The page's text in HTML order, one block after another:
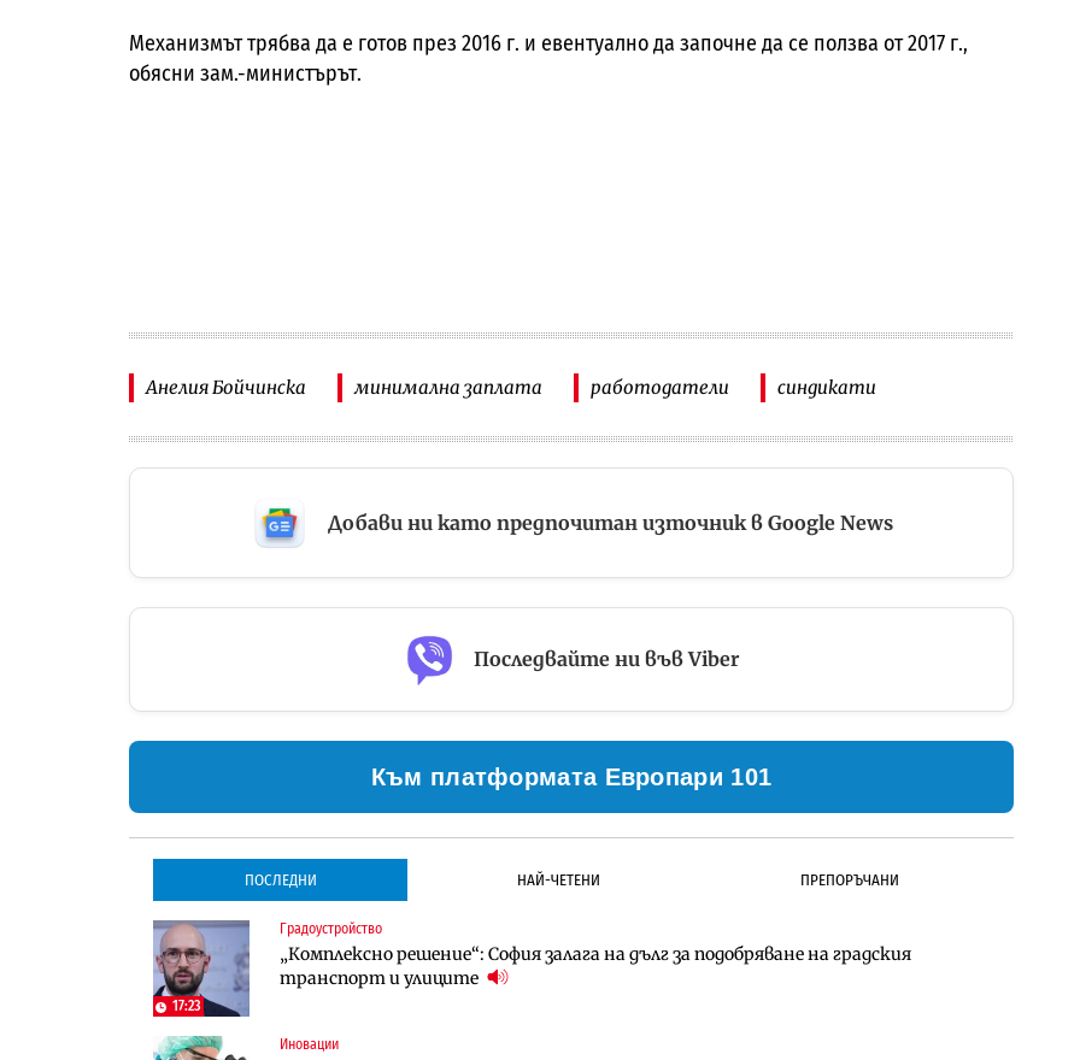
Механизмът трябва да е готов през 2016 г. и евентуално да започне да се ползва от 2017 г.,
обясни зам.-министърът.
Анелия Бойчинска минимална заплата работодатели синдикати
Добави ни като предпочитан източник в Google News
Последвайте ни във Viber
Към платформата Европари 101
ПОСЛЕДНИ НАЙ-ЧЕТЕНИ ПРЕПОРЪЧАНИ
17:23
Градоустройство
„Комплексно решение“: София залага на дълг за подобряване на градския
транспорт и улиците
Иновации
Градоустройство
Столична община избра изпълнител за преместването на трамвайното
трасе по бул. „Скобелев“
Инфраструктура
Инфраструктура
Проектирането на тунела под Петрохан ще върви паралелно с екологичните
оценки
Компании